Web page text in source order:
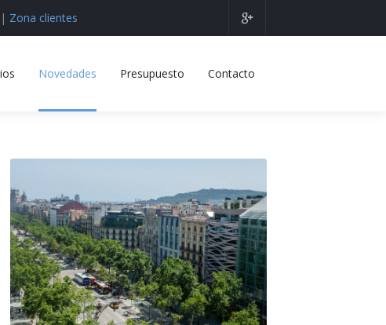
| Zona clientes
Novedades Presupuesto Contacto